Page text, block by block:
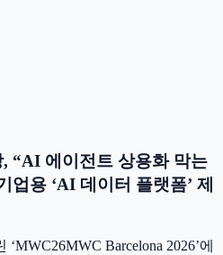
“AI 에이전트 상용화 막는
업용 ‘AI 데이터 플랫폼’ 제
Barcelona 2026’에